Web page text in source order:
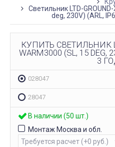
Светильник LTD-
deg, 230V) (ARL,
КУПИТЬ СВЕТИЛЬНИК
WARM3000 (SL, 15 DEG,
3
028047
28047
В наличии (50 шт.)
Монтаж Москва и обл.